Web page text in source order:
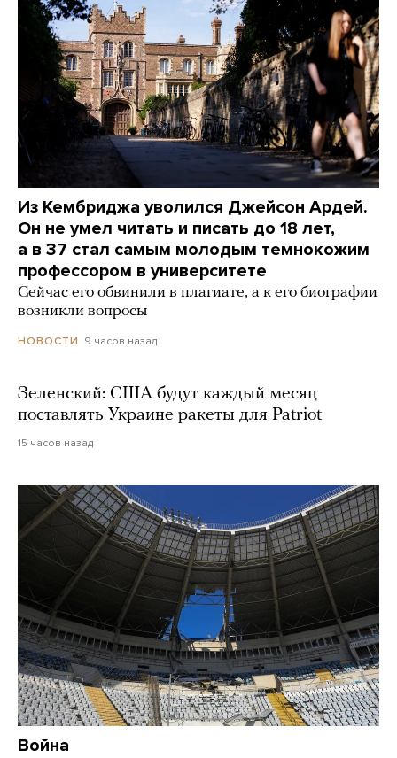
Из Кембриджа уволился Джейсон Ардей.
Он не умел читать и писать до 18 лет,
а в 37 стал самым молодым темнокожим
профессором в университете
Сейчас его обвинили в плагиате, а к его биографии
возникли вопросы
НОВОСТИ 9 часов назад
Зеленский: США будут каждый месяц
поставлять Украине ракеты для Patriot
15 часов назад
Война